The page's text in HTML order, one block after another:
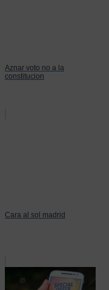
Aznar voto no a la
constitucion
Cara al sol madrid